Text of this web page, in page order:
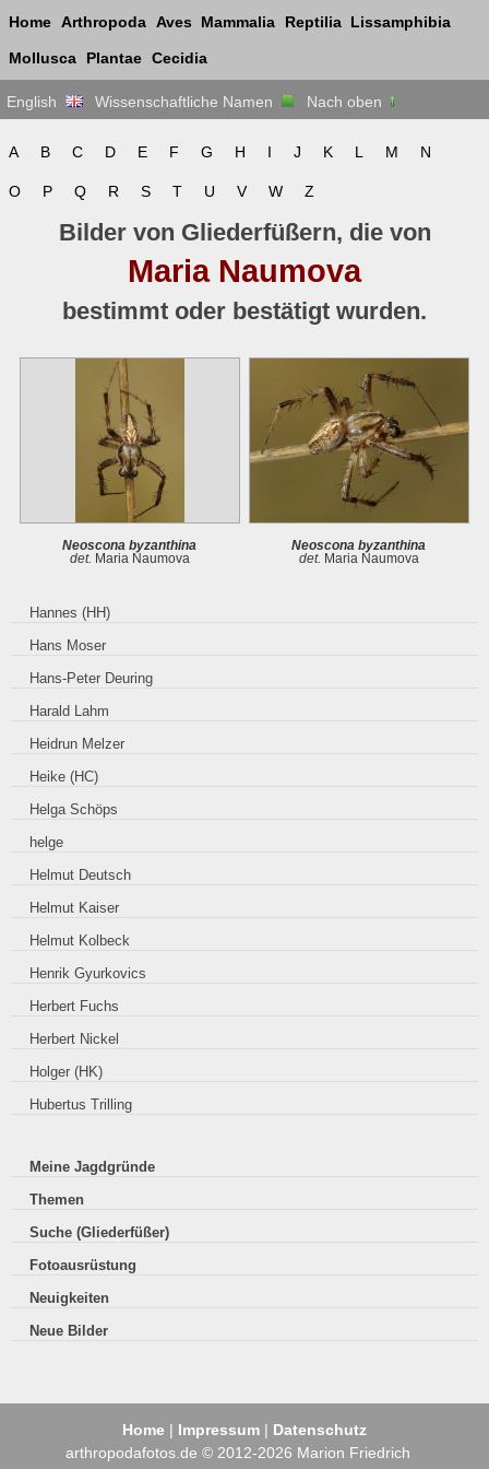
Home Arthropoda Aves Mammalia Reptilia Lissamphibia
Mollusca Plantae Cecidia
English Wissenschaftliche Namen Nach oben
A B C D E F G H I J K L M N
O P Q R S T U V W Z
Bilder von Gliederfüßern, die von
Maria Naumova
bestimmt oder bestätigt wurden.
Neoscona byzanthina
det. Maria Naumova
Neoscona byzanthina
det. Maria Naumova
Hannes (HH)
Hans Moser
Hans-Peter Deuring
Harald Lahm
Heidrun Melzer
Heike (HC)
Helga Schöps
helge
Helmut Deutsch
Helmut Kaiser
Helmut Kolbeck
Henrik Gyurkovics
Herbert Fuchs
Herbert Nickel
Holger (HK)
Hubertus Trilling
Meine Jagdgründe
Themen
Suche (Gliederfüßer)
Fotoausrüstung
Neuigkeiten
Neue Bilder
Home | Impressum | Datenschutz
arthropodafotos.de © 2012-2026 Marion Friedrich